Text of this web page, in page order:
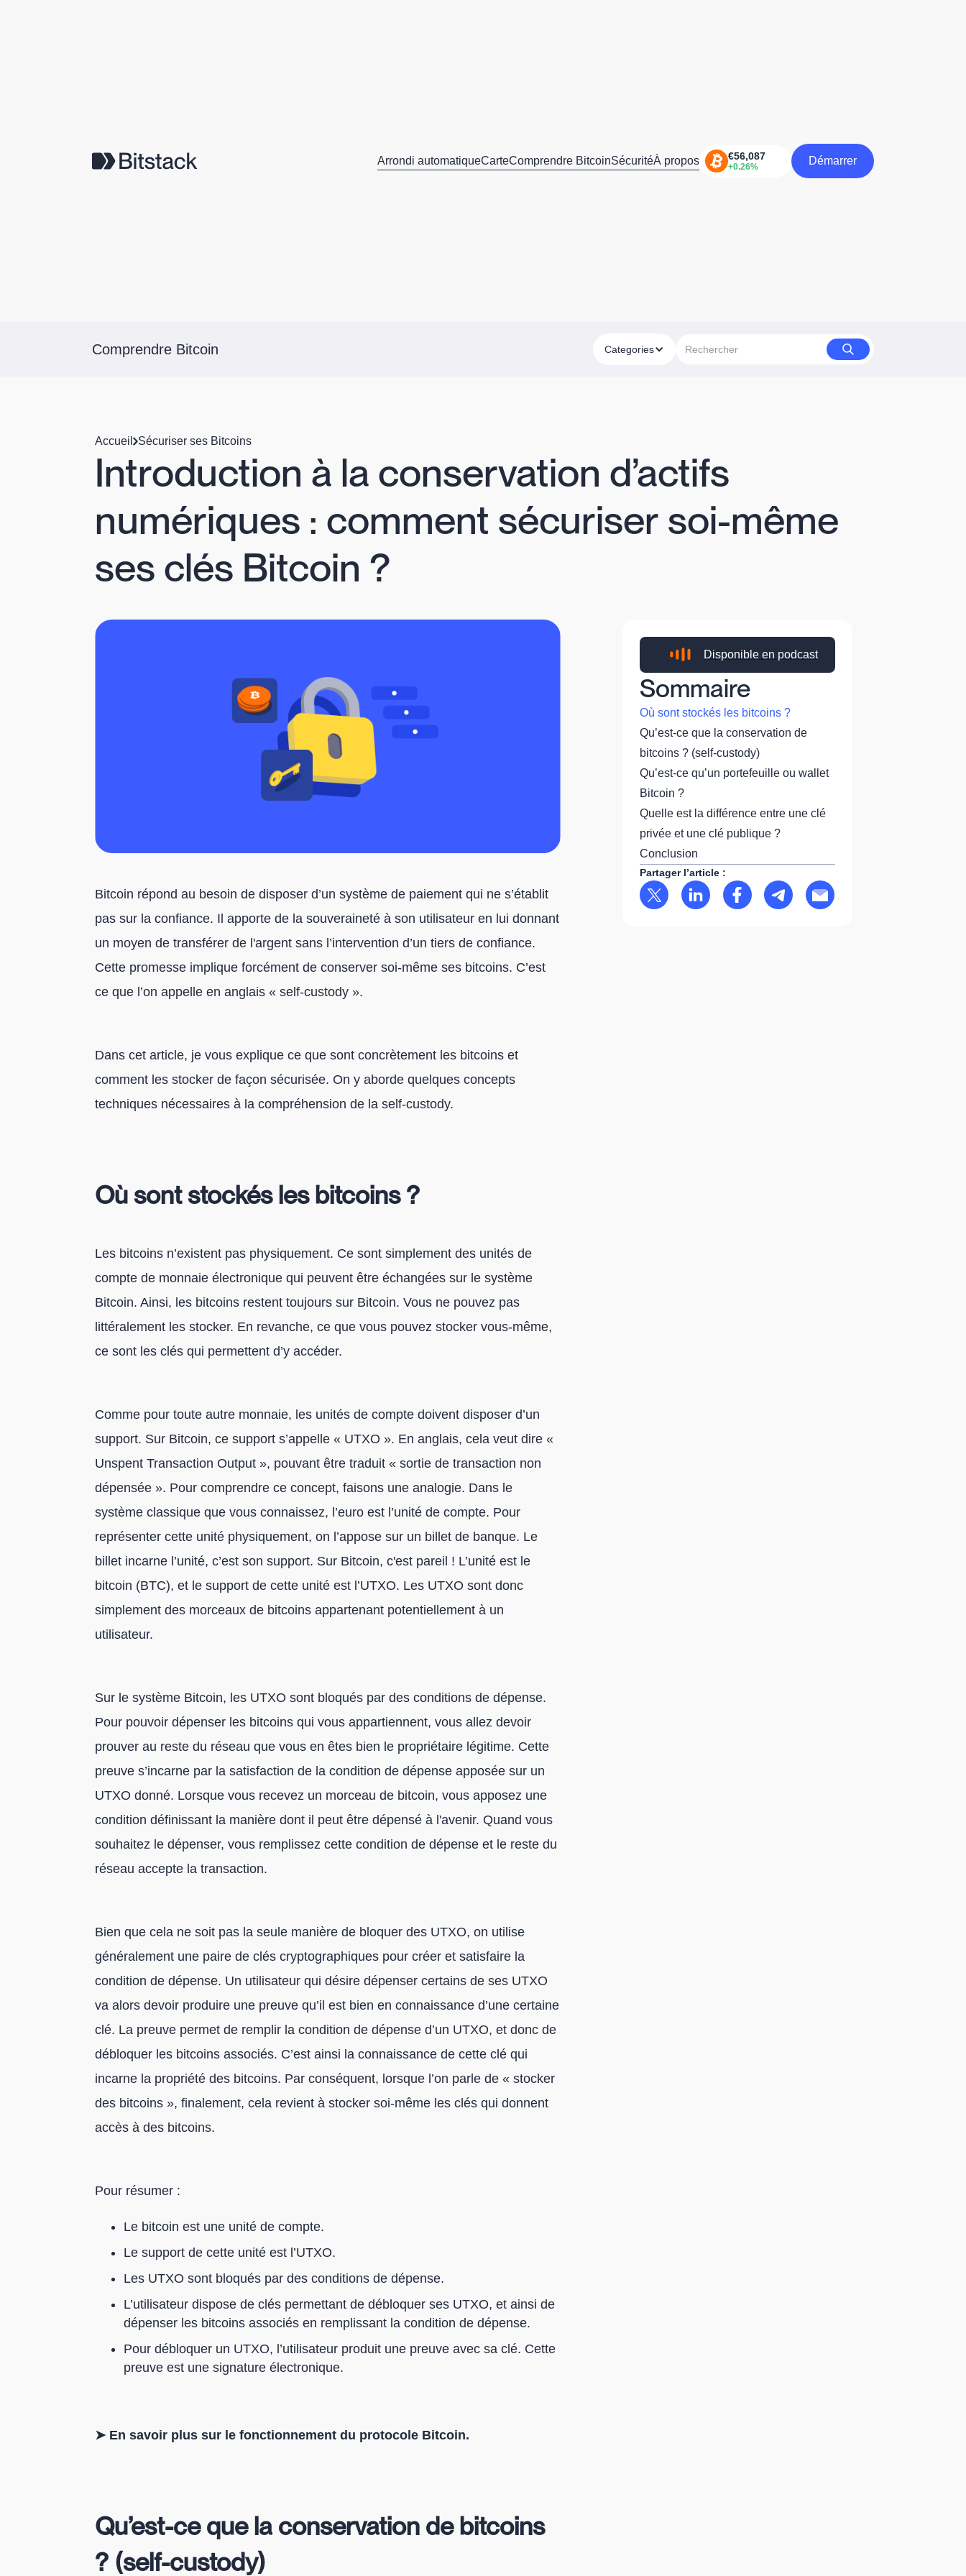
Arrondi automatiqueCarteComprendre BitcoinSécuritéÀ propos
Démarrer
Démarrer
Comprendre Bitcoin Categories
Accueil Sécuriser ses Bitcoins
Introduction à la conservation d’actifs
numériques : comment sécuriser soi-même
ses clés Bitcoin ?
Bitcoin répond au besoin de disposer d’un système de paiement qui ne s’établit
pas sur la confiance. Il apporte de la souveraineté à son utilisateur en lui donnant
un moyen de transférer de l'argent sans l’intervention d’un tiers de confiance.
Cette promesse implique forcément de conserver soi-même ses bitcoins. C’est
ce que l’on appelle en anglais « self-custody ».
Dans cet article, je vous explique ce que sont concrètement les bitcoins et
comment les stocker de façon sécurisée. On y aborde quelques concepts
techniques nécessaires à la compréhension de la self-custody.
Où sont stockés les bitcoins ?
Les bitcoins n’existent pas physiquement. Ce sont simplement des unités de
compte de monnaie électronique qui peuvent être échangées sur le système
Bitcoin. Ainsi, les bitcoins restent toujours sur Bitcoin. Vous ne pouvez pas
littéralement les stocker. En revanche, ce que vous pouvez stocker vous-même,
ce sont les clés qui permettent d’y accéder.
Comme pour toute autre monnaie, les unités de compte doivent disposer d’un
support. Sur Bitcoin, ce support s’appelle « UTXO ». En anglais, cela veut dire «
Unspent Transaction Output », pouvant être traduit « sortie de transaction non
dépensée ». Pour comprendre ce concept, faisons une analogie. Dans le
système classique que vous connaissez, l’euro est l’unité de compte. Pour
représenter cette unité physiquement, on l’appose sur un billet de banque. Le
billet incarne l’unité, c’est son support. Sur Bitcoin, c'est pareil ! L’unité est le
bitcoin (BTC), et le support de cette unité est l’UTXO. Les UTXO sont donc
simplement des morceaux de bitcoins appartenant potentiellement à un
utilisateur.
Sur le système Bitcoin, les UTXO sont bloqués par des conditions de dépense.
Pour pouvoir dépenser les bitcoins qui vous appartiennent, vous allez devoir
prouver au reste du réseau que vous en êtes bien le propriétaire légitime. Cette
preuve s’incarne par la satisfaction de la condition de dépense apposée sur un
UTXO donné. Lorsque vous recevez un morceau de bitcoin, vous apposez une
condition définissant la manière dont il peut être dépensé à l'avenir. Quand vous
souhaitez le dépenser, vous remplissez cette condition de dépense et le reste du
réseau accepte la transaction.
Bien que cela ne soit pas la seule manière de bloquer des UTXO, on utilise
généralement une paire de clés cryptographiques pour créer et satisfaire la
condition de dépense. Un utilisateur qui désire dépenser certains de ses UTXO
va alors devoir produire une preuve qu’il est bien en connaissance d’une certaine
clé. La preuve permet de remplir la condition de dépense d’un UTXO, et donc de
débloquer les bitcoins associés. C’est ainsi la connaissance de cette clé qui
incarne la propriété des bitcoins. Par conséquent, lorsque l’on parle de « stocker
des bitcoins », finalement, cela revient à stocker soi-même les clés qui donnent
accès à des bitcoins.
Pour résumer :
Le bitcoin est une unité de compte.
Le support de cette unité est l’UTXO.
Les UTXO sont bloqués par des conditions de dépense.
L’utilisateur dispose de clés permettant de débloquer ses UTXO, et ainsi de
dépenser les bitcoins associés en remplissant la condition de dépense.
Pour débloquer un UTXO, l’utilisateur produit une preuve avec sa clé. Cette
preuve est une signature électronique.
➤ En savoir plus sur le fonctionnement du protocole Bitcoin.
Qu’est-ce que la conservation de bitcoins
? (self-custody)
Disponible en podcast
Sommaire
Où sont stockés les bitcoins ?
Qu’est-ce que la conservation de
bitcoins ? (self-custody)
Qu’est-ce qu’un portefeuille ou wallet
Bitcoin ?
Quelle est la différence entre une clé
privée et une clé publique ?
Conclusion
Partager l’article :